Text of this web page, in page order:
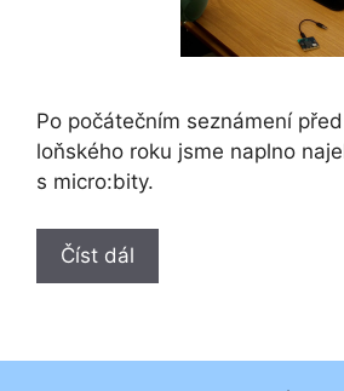
Po počátečním seznámení
loňského roku jsme naplno
s micro:bity.
Číst dál